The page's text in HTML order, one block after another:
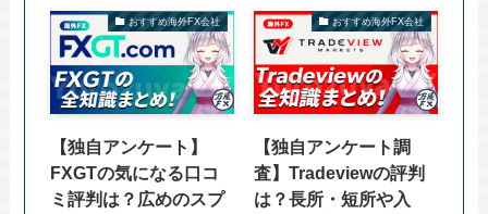
おすすめ海外FX会社
【独自アンケート】
FXGTの気になる口コ
ミ評判は？広めのスプ
おすすめ海外FX会社
【独自アンケート調
査】Tradeviewの評判
は？長所・短所や入